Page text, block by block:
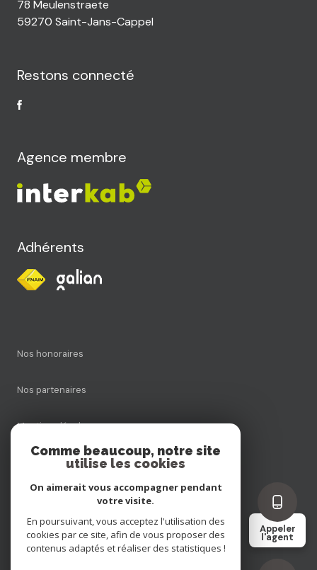
Appeler
l'agent
78 Meulenstraete
59270 Saint-Jans-Cappel
Restons connecté
Agence membre
Adhérents
Nos honoraires
Nos partenaires
Mentions légales
Cookies
Comme beaucoup, notre site
utilise les cookies
On aimerait vous accompagner pendant
votre visite.
En poursuivant, vous acceptez l'utilisation des
cookies par ce site, afin de vous proposer des
contenus adaptés et réaliser des statistiques !